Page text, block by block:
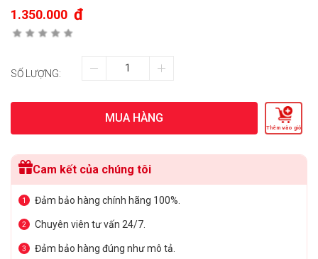
1.350.000 đ
SỐ LƯỢNG:
MUA HÀNG
Thêm vào giỏ
Cam kết của chúng tôi
1 Đảm bảo hàng chính hãng 100%.
2 Chuyên viên tư vấn 24/7.
3 Đảm bảo hàng đúng như mô tả.